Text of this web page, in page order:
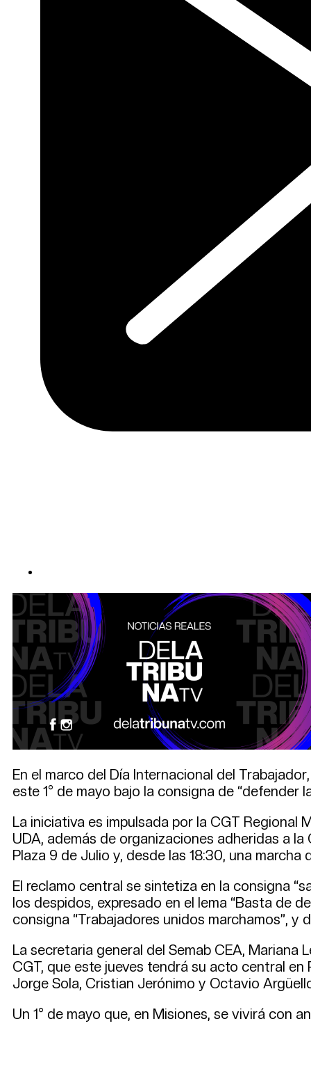
En el marco del Día Internacional del
este 1° de mayo bajo la consigna de “defender
La iniciativa es impulsada por la CGT Regional
UDA, además de organizaciones adheridas a
Plaza 9 de Julio y, desde las 18:30, una
El reclamo central se sintetiza en la consigna
los despidos, expresado en el lema “Basta de
consigna “Trabajadores unidos marchamos”,
La secretaria general del Semab CEA,
CGT, que este jueves tendrá su acto central
Jorge Sola, Cristian Jerónimo y Octavio
Un 1° de mayo que, en Misiones, se vivirá con